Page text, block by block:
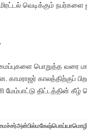
வெடிக்கும்
பொறுத்த வரை
காமராஜர் காலத்திற்குப்
மேம்பாட்டு திட்டத்தின் கீழ்